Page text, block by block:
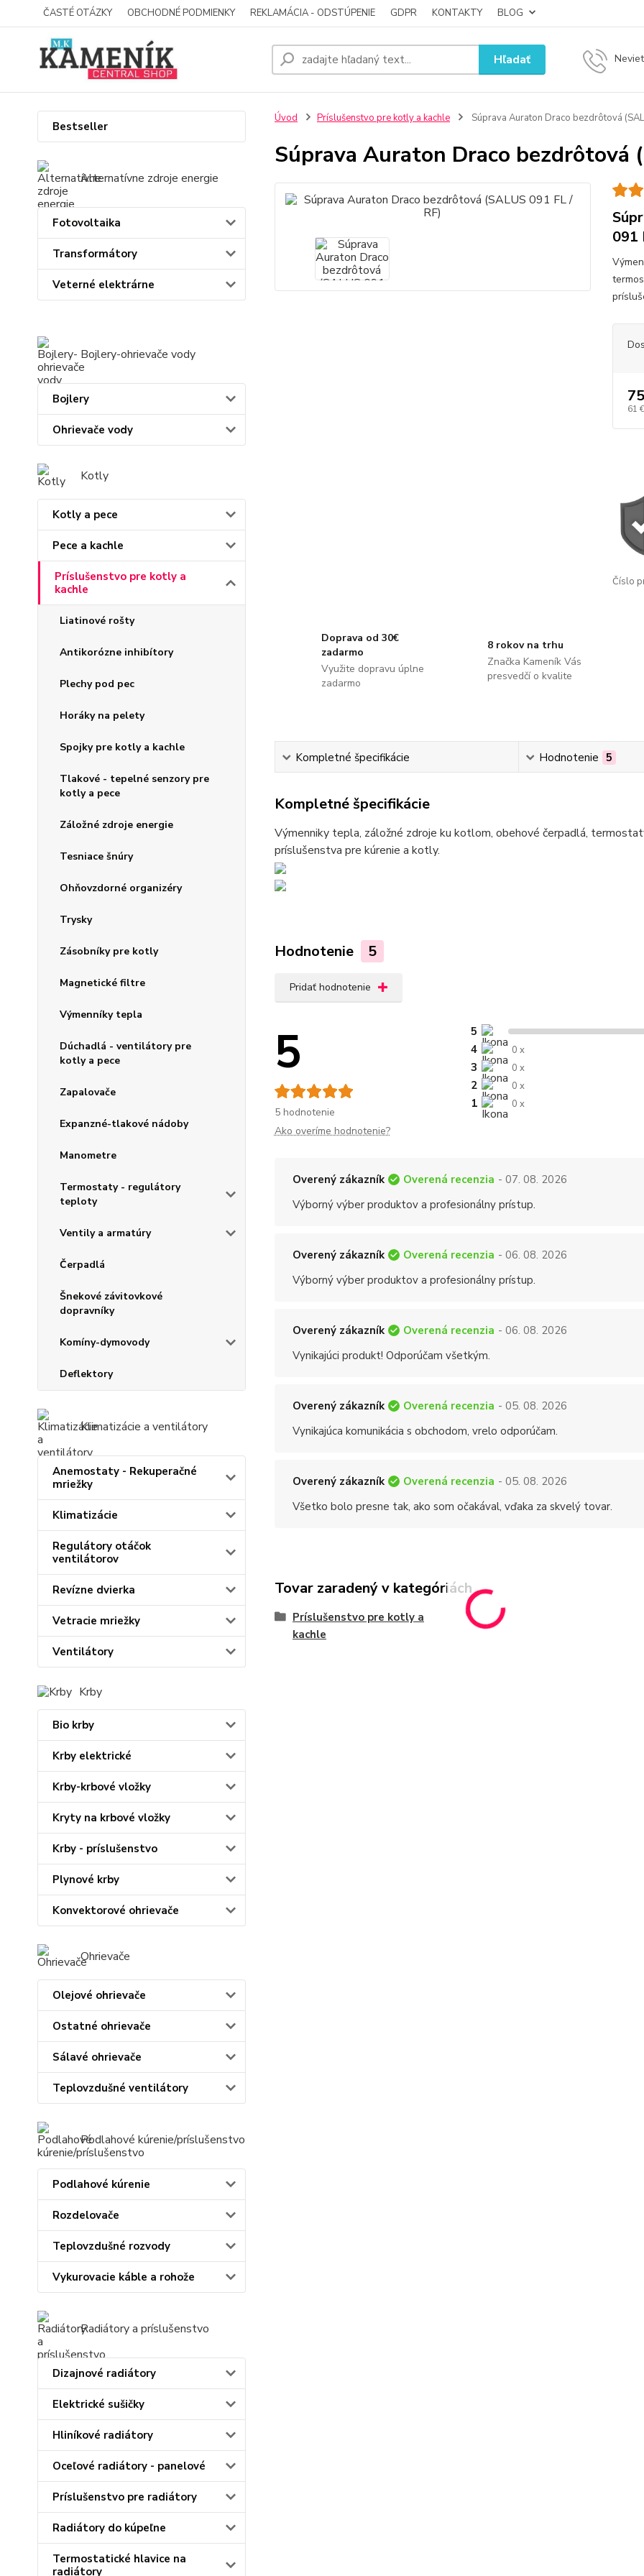
ČASTÉ OTÁZKY OBCHODNÉ PODMIENKY REKLAMÁCIA - ODSTÚPENIE GDPR KONTAKTY BLOG
Hľadať
Bestseller
Alternatívne zdroje energie
Fotovoltaika
Transformátory
Veterné elektrárne
Bojlery-ohrievače vody
Bojlery
Ohrievače vody
Kotly
Kotly a pece
Pece a kachle
Príslušenstvo pre kotly a
kachle
Liatinové rošty
Antikorózne inhibítory
Plechy pod pec
Horáky na pelety
Spojky pre kotly a kachle
Tlakové - tepelné senzory pre
kotly a pece
Záložné zdroje energie
Tesniace šnúry
Ohňovzdorné organizéry
Trysky
Zásobníky pre kotly
Magnetické filtre
Výmenníky tepla
Dúchadlá - ventilátory pre
kotly a pece
Zapalovače
Expanzné-tlakové nádoby
Manometre
Termostaty - regulátory
teploty
Ventily a armatúry
Čerpadlá
Šnekové závitovkové
dopravníky
Komíny-dymovody
Deflektory
Klimatizácie a ventilátory
Anemostaty - Rekuperačné
mriežky
Klimatizácie
Regulátory otáčok
ventilátorov
Revízne dvierka
Vetracie mriežky
Ventilátory
Krby
Bio krby
Krby elektrické
Krby-krbové vložky
Kryty na krbové vložky
Krby - príslušenstvo
Plynové krby
Konvektorové ohrievače
Ohrievače
Olejové ohrievače
Ostatné ohrievače
Sálavé ohrievače
Teplovzdušné ventilátory
Podlahové kúrenie/príslušenstvo
Podlahové kúrenie
Rozdelovače
Teplovzdušné rozvody
Vykurovacie káble a rohože
Radiátory a príslušenstvo
Dizajnové radiátory
Elektrické sušičky
Hliníkové radiátory
Oceľové radiátory - panelové
Príslušenstvo pre radiátory
Radiátory do kúpeľne
Termostatické hlavice na
radiátory
Úvod Príslušenstvo pre kotly a kachle Súprava Auraton Draco bezdrôtová
Súprava Auraton Draco bezdrôtová
091
61 €
Číslo
Doprava od 30€
zadarmo
Využite dopravu úplne
zadarmo
8 rokov na trhu
Značka Kameník Vás
presvedčí o kvalite
Kompletné špecifikácie Hodnotenie 5
Kompletné špecifikácie
Výmenniky tepla, záložné zdroje ku kotlom, obehové čerpadlá,
príslušenstva pre kúrenie a kotly.
Hodnotenie 5
Pridať hodnotenie
5
5 hodnotenie
5
4
0 x
3 0 x
2 0 x
1 0 x
Ako overíme hodnotenie?
Overený zákazník Overená recenzia - 07. 08. 2026
Výborný výber produktov a profesionálny prístup.
Overený zákazník Overená recenzia - 06. 08. 2026
Výborný výber produktov a profesionálny prístup.
Overený zákazník Overená recenzia - 06. 08. 2026
Vynikajúci produkt! Odporúčam všetkým.
Overený zákazník Overená recenzia - 05. 08. 2026
Vynikajúca komunikácia s obchodom, vrelo odporúčam.
Overený zákazník Overená recenzia - 05. 08. 2026
Všetko bolo presne tak, ako som očakával, vďaka za skvelý tovar.
Tovar zaradený v kategóriách
Príslušenstvo pre kotly a
kachle